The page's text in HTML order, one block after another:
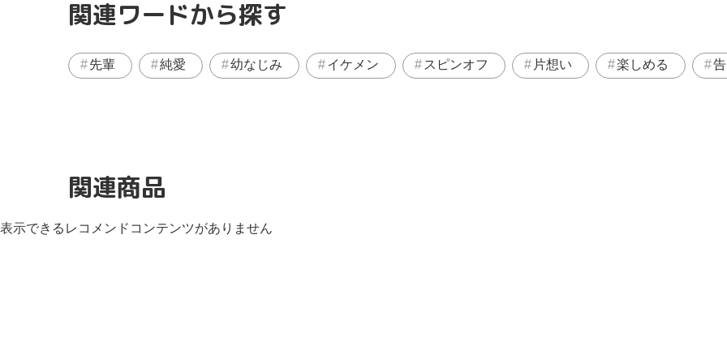
関連ワードから探す
先輩 純愛 幼なじみ イケメン スピンオフ 片想い 楽しめる
関連商品
表示できるレコメンドコンテンツがありません